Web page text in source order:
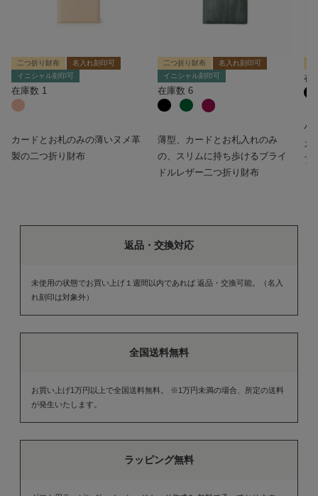
二つ折り財布
名入れ刻印可
イニシャル刻印可
在庫数 1
カードとお札のみの薄いヌメ革
製の二つ折り財布
二つ折り財布
名入れ刻印可
イニシャル刻印可
在庫数 6
薄型、カードとお札入れのみ
の、スリムに持ち歩けるブライ
ドルレザー二つ折り財布
在
小
カ
フ
返品・交換対応
未使用の状態でお買い上げ１週間以内であれば 返品・交換可能。（名入
れ刻印は対象外）
全国送料無料
お買い上げ1万円以上で全国送料無料。 ※1万円未満の場合、所定の送料
が発生いたします。
ラッピング無料